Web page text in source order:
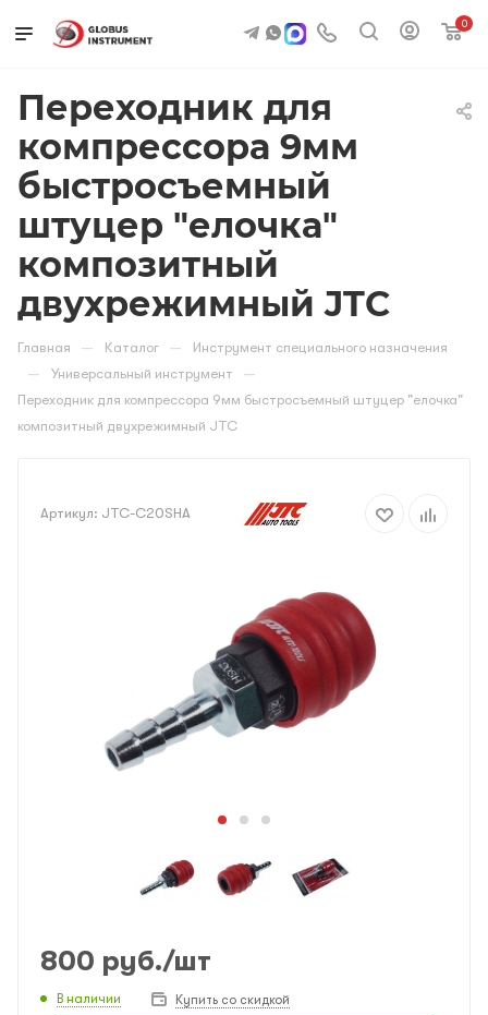
0
Переходник для
компрессора 9мм
быстросъемный
штуцер "елочка"
композитный
двухрежимный JTC
Главная — Каталог — Инструмент специального назначения
— Универсальный инструмент —
Переходник для компрессора 9мм быстросъемный штуцер "елочка"
композитный двухрежимный JTC
Артикул: JTC-C20SHA
800 руб./шт
В наличии Купить со скидкой